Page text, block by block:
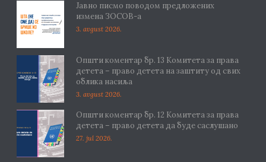
Јавно писмо поводом предложених
измена ЗОСОВ-а
3. avgust 2026.
Општи коментар бр. 13 Комитета за права
детета – право детета на заштиту од свих
облика насиља
3. avgust 2026.
Општи коментар бр. 12 Комитета за права
детета – право детета да буде саслушано
27. jul 2026.